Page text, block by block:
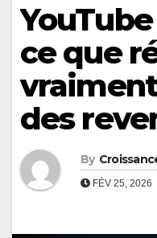
ce que
des
By
FÉV 25, 2026